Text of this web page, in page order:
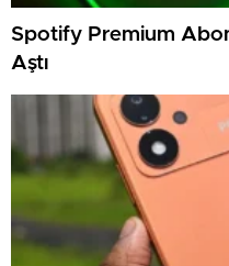
Spotify Premium
Aştı